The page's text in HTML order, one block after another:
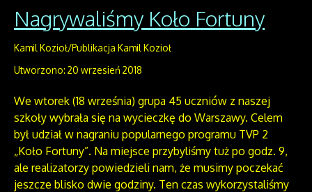
Nagrywaliśmy Koło Fortuny
Kamil Kozioł/Publikacja Kamil Kozioł
Utworzono: 20 wrzesień 2018
We wtorek (18 września) grupa 45 uczniów z naszej
szkoły wybrała się na wycieczkę do Warszawy. Celem
był udział w nagraniu popularnego programu TVP 2
„Koło Fortuny”. Na miejsce przybyliśmy tuż po godz. 9,
ale realizatorzy powiedzieli nam, że musimy poczekać
jeszcze blisko dwie godziny. Ten czas wykorzystaliśmy